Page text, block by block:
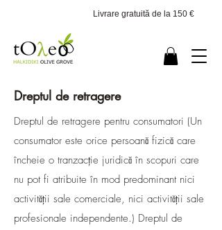
Livrare gratuită de la 150 €
Dreptul de retragere
Dreptul de retragere pentru consumatori (Un
consumator este orice persoană fizică care
încheie o tranzacție juridică în scopuri care
nu pot fi atribuite în mod predominant nici
activității sale comerciale, nici activității sale
profesionale independente.) Dreptul de